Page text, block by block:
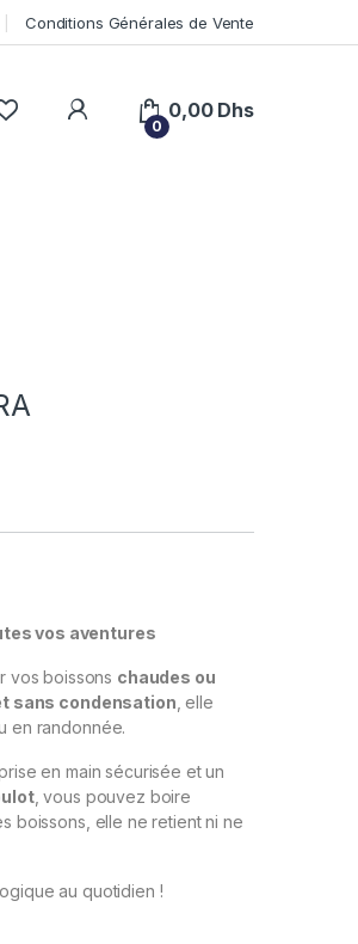
Conditions Générales de Vente
0
0,00 Dhs
vos aventures
vos boissons chaudes ou
sans condensation , elle
en randonnée.
en main sécurisée et un
, vous pouvez boire
boissons, elle ne retient ni ne
au quotidien !